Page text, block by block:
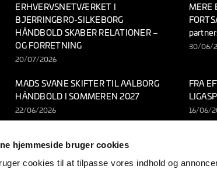
hjemmeside bruger cookies
cookies til at tilpasse vores indhold og
ERHVERVSNETVÆRKET I
BJERRINGBRO-SILKEBORG
HÅNDBOLD SKABER RELATIONER –
OG FORRETNING
20/07/2026
MERE
30/06/
MADS SVANE SKIFTER TIL AALBORG
HÅNDBOLD I SOMMEREN 2027
22/06/2026
FRA
16/06/